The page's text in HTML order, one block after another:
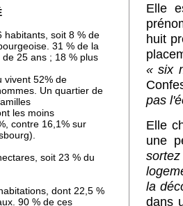
vos
le sol
chimiques
aux
naturels
habitants, soit 8 % de
31 % de la
25 ans ; 18 % plus
vivent 52% de
Un quartier de
les moins
contre 16,1% sur
soit 23 % du
dont 22,5 %
90 % de ces
Elle
huit
« six
pas
Elle
une
la
dans